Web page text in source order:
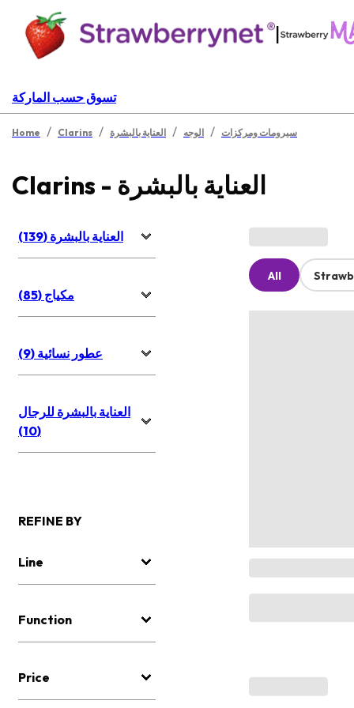
|
تسوق حسب الماركة
Home / Clarins / العناية بالبشرة / الوجه / سيرومات ومركزات
Clarins - العناية بالبشرة
العناية بالبشرة (139)
مكياج (85)
عطور نسائية (9)
العناية بالبشرة للرجال
(10)
REFINE BY
Line
Function
Price
All